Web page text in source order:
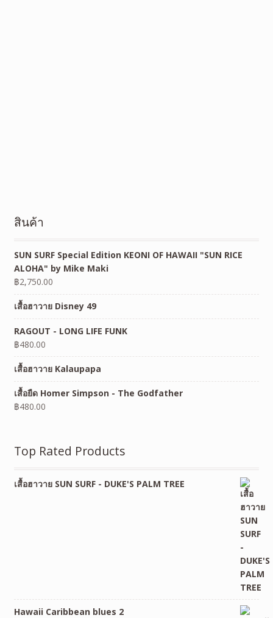
สินค้า
SUN SURF Special Edition KEONI OF HAWAII "SUN RICE
ALOHA" by Mike Maki
฿2,750.00
เสื้อฮาวาย Disney 49
RAGOUT - LONG LIFE FUNK
฿480.00
เสื้อฮาวาย Kalaupapa
เสื้อยืด Homer Simpson - The Godfather
฿480.00
Top Rated Products
เสื้อฮาวาย SUN SURF - DUKE'S PALM TREE
Hawaii Caribbean blues 2